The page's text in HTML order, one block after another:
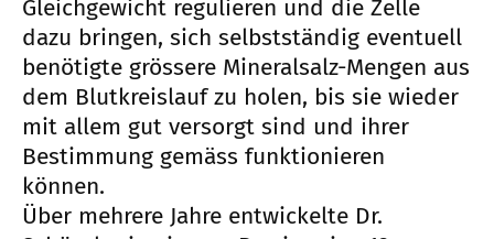
Gleichgewicht regulieren und die Zelle
dazu bringen, sich selbstständig eventuell
benötigte grössere Mineralsalz-Mengen aus
dem Blutkreislauf zu holen, bis sie wieder
mit allem gut versorgt sind und ihrer
Bestimmung gemäss funktionieren
können.
Über mehrere Jahre entwickelte Dr.